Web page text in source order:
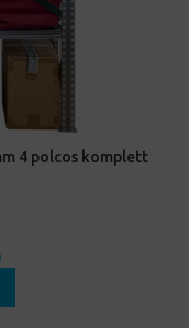
4 polcos komplett